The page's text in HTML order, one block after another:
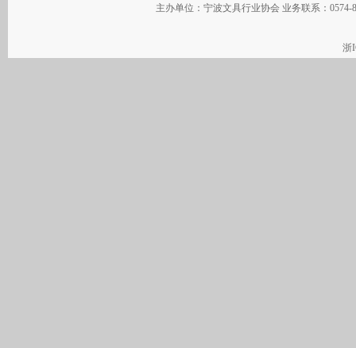
主办单位：宁波文具行业协会 业务联系：
浙